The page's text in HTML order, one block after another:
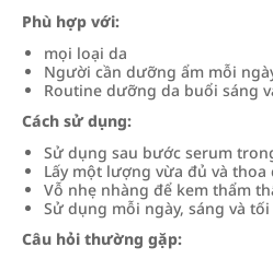
Phù hợp với:
mọi loại da
Người cần dưỡng ẩm mỗi
Routine dưỡng da buổi sáng
Cách sử dụng:
Sử dụng sau bước serum
Lấy một lượng vừa đủ và thoa
Vỗ nhẹ nhàng để kem thẩm
Sử dụng mỗi ngày, sáng và tối
Câu hỏi thường gặp: